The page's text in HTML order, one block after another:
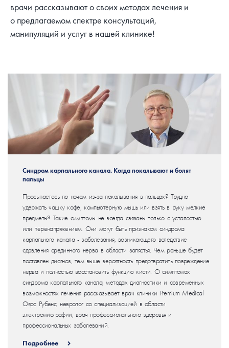
врачи рассказывают о своих методах лечения и
о предлагаемом спектре консультаций,
манипуляций и услуг в нашей клинике!
Синдром карпального канала. Когда покалывают и болят
пальцы
Просыпаетесь по ночам из-за покалывания в пальцах? Трудно
удержать чашку кофе, компьютерную мышь или взять в руку мелкие
предметы? Такие симптомы не всегда связаны только с усталостью
или перенапряжением. Они могут быть признаком синдрома
карпального канала - заболевания, возникающего вследствие
сдавления срединного нерва в области запястья. Чем раньше будет
поставлен диагноз, тем выше вероятность предотвратить повреждение
нерва и полностью восстановить функцию кисти. О симптомах
синдрома карпального канала, методах диагностики и современных
возможностях лечения рассказывает врач клиники Premium Medical
Оярс Рубенс, невролог со специализацией в области
электромиографии, врач профессионального здоровья и
профессиональных заболеваний.
Подробнее